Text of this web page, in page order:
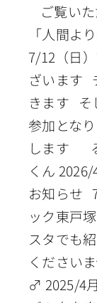
ご覧いた
「人間よ
7/12（日
ざいます
きます そ
参加とな
します
くん
お知らせ
ック東戸
スタでも
くださ
♂ 2025/4